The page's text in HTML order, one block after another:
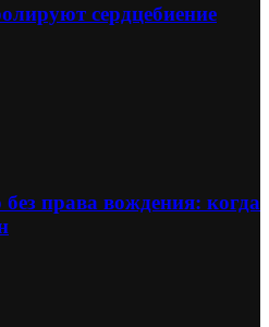
сердцебиение
права вождения: когда